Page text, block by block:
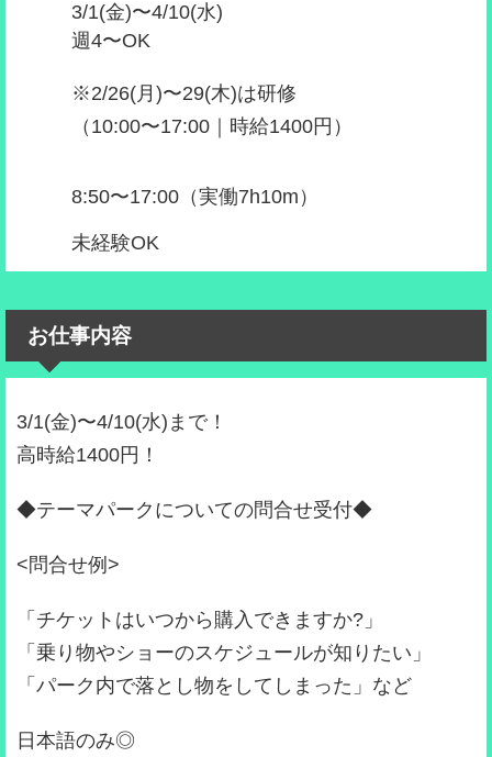
3/1(金)〜4/10(水)
週4〜OK
※2/26(月)〜29(木)は研修
（10:00〜17:00｜時給1400円）
8:50〜17:00（実働7h10m）
未経験OK
お仕事内容
3/1(金)〜4/10(水)まで！
高時給1400円！
◆テーマパークについての問合せ受付◆
<問合せ例>
「チケットはいつから購入できますか?」
「乗り物やショーのスケジュールが知りたい」
「パーク内で落とし物をしてしまった」など
日本語のみ◎